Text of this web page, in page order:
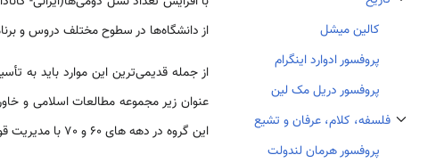
تغییر وضعیت زیربخش‌های تاریخ
کالین‏ میشل
پروفسور ادوارد اینگرام
پروفسور دریل مک لین
فلسفه، کلام، عرفان و تشیع
تغییر وضعیت زیربخش‌های فلسفه، کلام، عرفان و تشیع
پروفسور هرمان لندولت
از دانشگاه‌ها در سطوح مختلف دروس و
این گروه در دهه‏ های 60 و 70 با مدیریت قوی به یکی از قطب‌های مهم مطالعات ایران‌شناسی و ادبیات‏ ایران در امریکای شمالی تبدیل شد.